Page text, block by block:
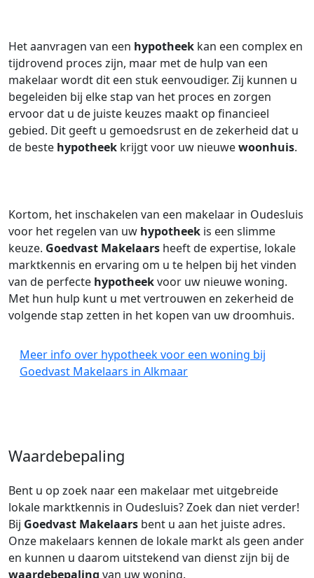
Het aanvragen van een hypotheek kan een complex en
tijdrovend proces zijn, maar met de hulp van een
makelaar wordt dit een stuk eenvoudiger. Zij kunnen u
begeleiden bij elke stap van het proces en zorgen
ervoor dat u de juiste keuzes maakt op financieel
gebied. Dit geeft u gemoedsrust en de zekerheid dat u
de beste hypotheek krijgt voor uw nieuwewoonhuis.
Kortom, het inschakelen van een makelaar in Oudesluis
voor het regelen van uw hypotheek is een slimme
keuze. Goedvast Makelaars heeft de expertise, lokale
marktkennis en ervaring om u te helpen bij het vinden
van de perfecte hypotheekvoor uw nieuwe woning.
Met hun hulp kunt u met vertrouwen en zekerheid de
volgende stap zetten in het kopen van uw droomhuis.
Meer info over hypotheek voor een woning bij
Goedvast Makelaars in Alkmaar
Waardebepaling
Bent u op zoek naar een makelaar met uitgebreide
lokale marktkennis in Oudesluis? Zoek dan niet verder!
Bij Goedvast Makelaars bent u aan het juiste adres.
Onze makelaars kennen de lokale markt als geen ander
en kunnen u daarom uitstekend van dienst zijn bij de
waardebepaling van uw woning.